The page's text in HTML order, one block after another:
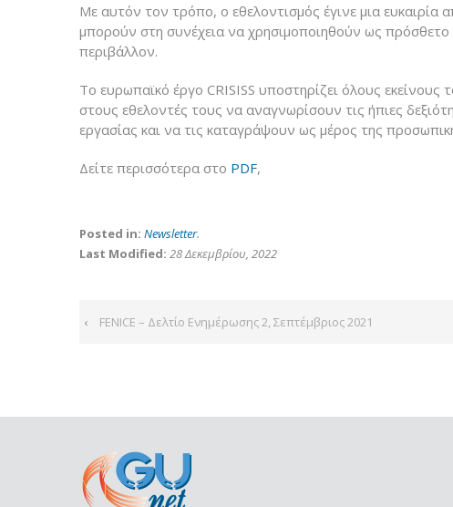
Με αυτόν τον τρόπο, ο εθελοντισμός έγινε μια
μπορούν στη συνέχεια να χρησιμοποιηθούν ως
περιβάλλον.
Το ευρωπαϊκό έργο CRISISS υποστηρίζει όλους
στους εθελοντές τους να αναγνωρίσουν τις ήπιες
εργασίας και να τις καταγράψουν ως μέρος της
Δείτε περισσότερα στο PDF,
Posted in: Newsletter.
Last Modified: 28 Δεκεμβρίου, 2022
‹ FENICE – Δελτίο Ενημέρωσης 2, Σεπτέμβριος 2021